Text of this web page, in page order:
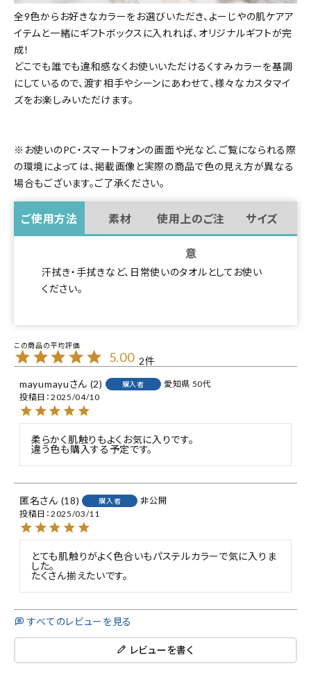
全9色からお好きなカラーをお選びいただき、よーじやの肌ケアア
イテムと一緒にギフトボックスに入れれば、オリジナルギフトが完
成！
どこでも誰でも違和感なくお使いいただけるくすみカラーを基調
にしているので、渡す相手やシーンにあわせて、様々なカスタマイ
ズをお楽しみいただけます。
※お使いのPC・スマートフォンの画面や光など、ご覧になられる際
の環境によっては、掲載画像と実際の商品で色の見え方が異なる
場合もございます。ご了承ください。
ご使用方法 素材 使用上のご注
意
サイズ
汗拭き・手拭きなど、日常使いのタオルとしてお使い
ください。
5.00 2
mayumayu
2 購入者 愛知県 50代
投稿日 2025/04/10
柔らかく肌触りもよくお気に入りです。
違う色も購入する予定です。
匿名 18 購入者
非公開
投稿日 2025/03/11
とても肌触りがよく色合いもパステルカラーで気に入りま
した。
たくさん揃えたいです。
すべてのレビューを見る
レビューを書く